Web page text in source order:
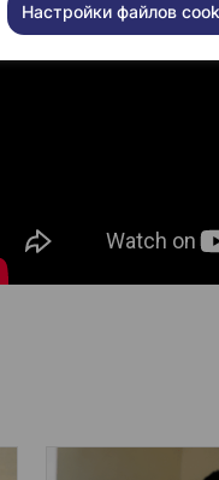
Настройки файлов